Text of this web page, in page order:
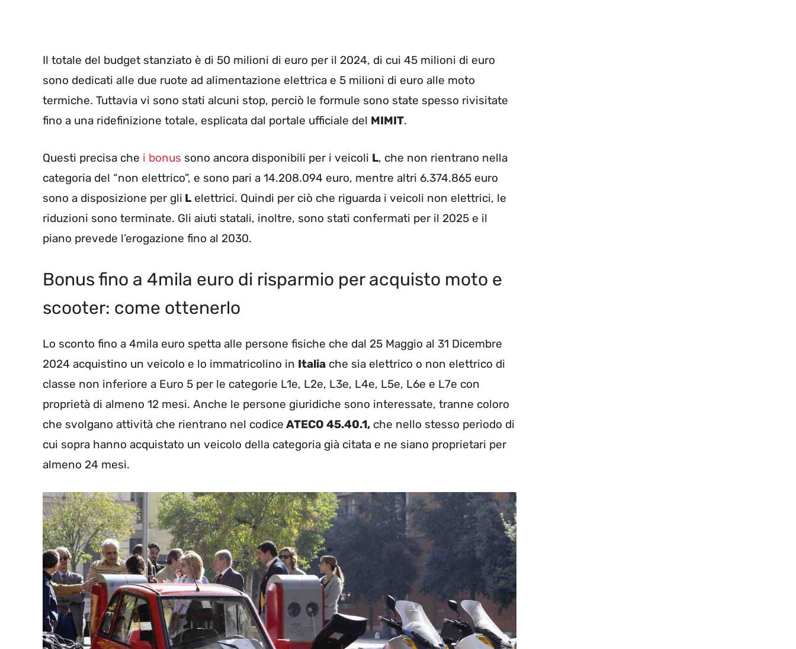
Il totale del budget stanziato è di 50 milioni di euro per il 2024, di cui 45 milioni di euro
sono dedicati alle due ruote ad alimentazione elettrica e 5 milioni di euro alle moto
termiche. Tuttavia vi sono stati alcuni stop, perciò le formule sono state spesso rivisitate
fino a una ridefinizione totale, esplicata dal portale ufficiale del MIMIT.
Questi precisa che i bonus sono ancora disponibili per i veicoli L, che non rientrano nella
categoria del “non elettrico”, e sono pari a 14.208.094 euro, mentre altri 6.374.865 euro
sono a disposizione per gli L elettrici. Quindi per ciò che riguarda i veicoli non elettrici, le
riduzioni sono terminate. Gli aiuti statali, inoltre, sono stati confermati per il 2025 e il
piano prevede l’erogazione fino al 2030.
Bonus fino a 4mila euro di risparmio per acquisto moto e
scooter: come ottenerlo
Lo sconto fino a 4mila euro spetta alle persone fisiche che dal 25 Maggio al 31 Dicembre
2024 acquistino un veicolo e lo immatricolino in Italia che sia elettrico o non elettrico di
classe non inferiore a Euro 5 per le categorie L1e, L2e, L3e, L4e, L5e, L6e e L7e con
proprietà di almeno 12 mesi. Anche le persone giuridiche sono interessate, tranne coloro
che svolgano attività che rientrano nel codice ATECO 45.40.1, che nello stesso periodo di
cui sopra hanno acquistato un veicolo della categoria già citata e ne siano proprietari per
almeno 24 mesi.